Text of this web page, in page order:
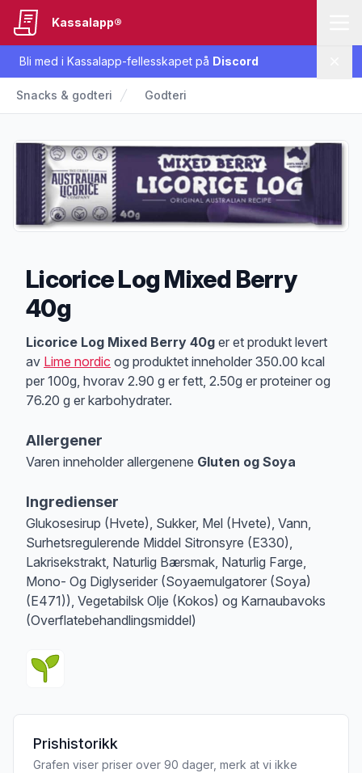
Bli med i Kassalapp-fellesskapet på Discord
Kassalapp®
Snacks & godteri Godteri
Licorice Log Mixed Berry
40g
Produktbeskrivelse
Licorice Log Mixed Berry 40g er et produkt levert
av Lime nordic og produktet inneholder 350.00 kcal
per 100g, hvorav 2.90 g er fett, 2.50g er proteiner og
76.20 g er karbohydrater.
Allergener
Varen inneholder allergenene Gluten og Soya
Ingredienser
Glukosesirup (Hvete), Sukker, Mel (Hvete), Vann,
Surhetsregulerende Middel Sitronsyre (E330),
Lakrisekstrakt, Naturlig Bærsmak, Naturlig Farge,
Mono- Og Diglyserider (Soyaemulgatorer (Soya)
(E471)), Vegetabilsk Olje (Kokos) og Karnaubavoks
(Overflatebehandlingsmiddel)
Prishistorikk
Grafen viser priser over 90 dager, merk at vi ikke